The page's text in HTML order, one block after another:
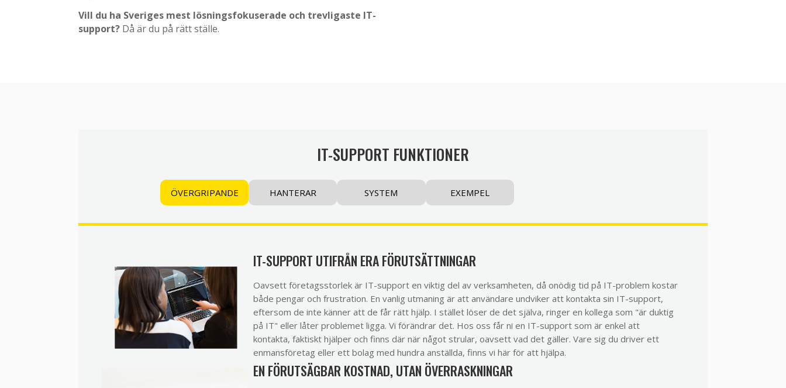
Vill du ha Sveriges mest lösningsfokuserade och trevligaste IT-
support? Då är du på rätt ställe.
IT-SUPPORT FUNKTIONER
ÖVERGRIPANDE HANTERAR SYSTEM EXEMPEL
IT-SUPPORT UTIFRÅN ERA FÖRUTSÄTTNINGAR
Oavsett företagsstorlek är IT-support en viktig del av verksamheten, då onödig tid på IT-problem kostar
både pengar och frustration. En vanlig utmaning är att användare undviker att kontakta sin IT-support,
eftersom de inte känner att de får rätt hjälp. I stället löser de det själva, ringer en kollega som "är duktig
på IT" eller låter problemet ligga. Vi förändrar det. Hos oss får ni en IT-support som är enkel att
kontakta, faktiskt hjälper och finns där när något strular, oavsett vad det gäller. Vare sig du driver ett
enmansföretag eller ett bolag med hundra anställda, finns vi här för att hjälpa.
EN FÖRUTSÄGBAR KOSTNAD, UTAN ÖVERRASKNINGAR